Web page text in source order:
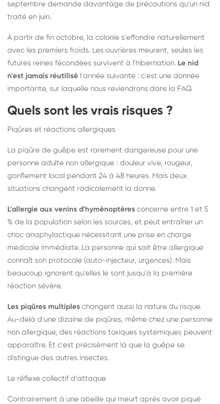
septembre demande davantage de précautions qu'un nid
traité en juin.
À partir de fin octobre, la colonie s'effondre naturellement
avec les premiers froids. Les ouvrières meurent, seules les
futures reines fécondées survivent à l'hibernation. Le nid
n'est jamais réutilisé l'année suivante : c'est une donnée
importante, sur laquelle nous reviendrons dans la FAQ.
Quels sont les vrais risques ?
Piqûres et réactions allergiques
La piqûre de guêpe est rarement dangereuse pour une
personne adulte non allergique : douleur vive, rougeur,
gonflement local pendant 24 à 48 heures. Mais deux
situations changent radicalement la donne.
L'allergie aux venins d'hyménoptères concerne entre 1 et 5
% de la population selon les sources, et peut entraîner un
choc anaphylactique nécessitant une prise en charge
médicale immédiate. La personne qui sait être allergique
connaît son protocole (auto-injecteur, urgences). Mais
beaucoup ignorent qu'elles le sont jusqu'à la première
réaction sévère.
Les piqûres multiples changent aussi la nature du risque.
Au-delà d'une dizaine de piqûres, même chez une personne
non allergique, des réactions toxiques systémiques peuvent
apparaître. Et c'est précisément là que la guêpe se
distingue des autres insectes.
Le réflexe collectif d'attaque
Contrairement à une abeille qui meurt après avoir piqué